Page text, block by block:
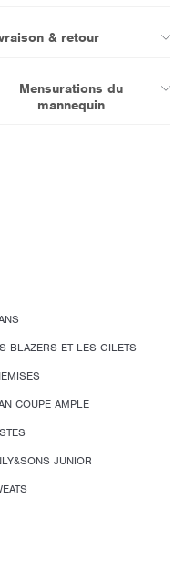
& retour
Mensurations du
mannequin
BLAZERS ET LES GILETS
COUPE AMPLE
JUNIOR